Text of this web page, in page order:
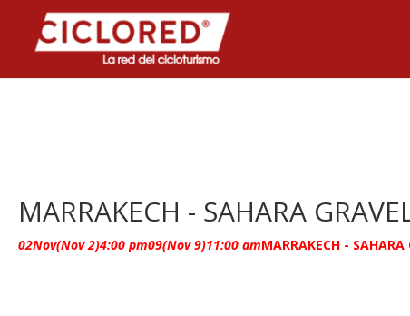
MARRAKECH - SAHARA
02Nov(Nov 2)4:00 pm09(Nov 9)11:00 amMARRAKECH -